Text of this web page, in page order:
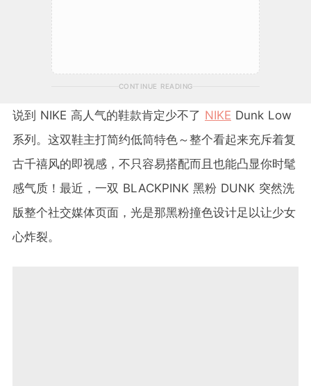
CONTINUE READING
说到 NIKE 高人气的鞋款肯定少不了 NIKE Dunk Low
系列。这双鞋主打简约低筒特色～整个看起来充斥着复
古千禧风的即视感，不只容易搭配而且也能凸显你时髦
感气质！最近，一双 BLACKPINK 黑粉 DUNK 突然洗
版整个社交媒体页面，光是那黑粉撞色设计足以让少女
心炸裂。